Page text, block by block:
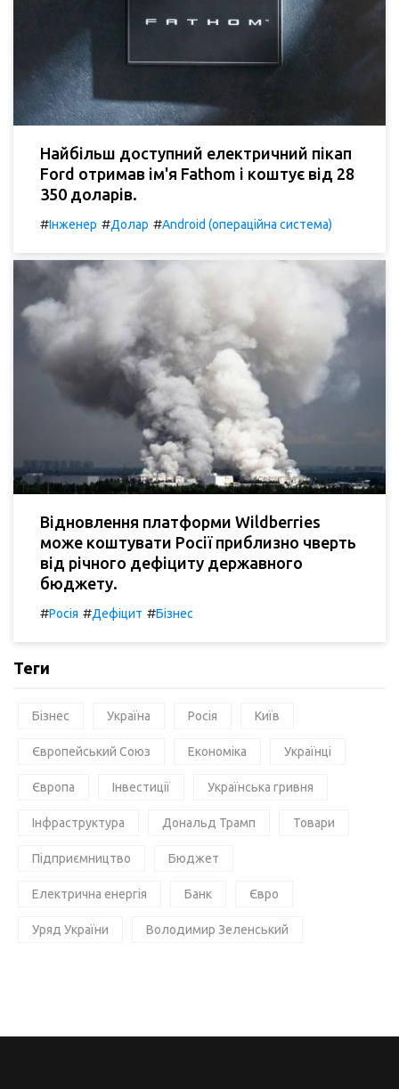
Найбільш доступний електричний пікап
Ford отримав ім'я Fathom і коштує від 28
350 доларів.
#Інженер #Долар #Android (операційна система)
Відновлення платформи Wildberries
може коштувати Росії приблизно чверть
від річного дефіциту державного
бюджету.
#Росія #Дефіцит #Бізнес
Теги
Бізнес Україна Росія Київ
Європейський Союз Економіка Українці
Європа Інвестиції Українська гривня
Інфраструктура Дональд Трамп Товари
Підприємництво Бюджет
Електрична енергія Банк Євро
Уряд України Володимир Зеленський